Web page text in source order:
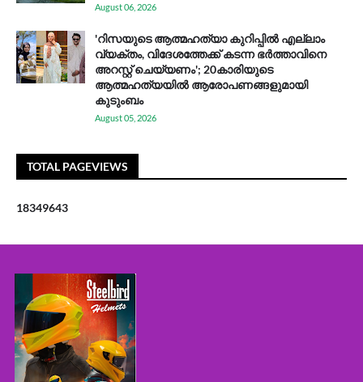
August 06, 2026
'റിസയുടെ ആത്മഹത്യാ കുറിപ്പിൽ എല്ലാം
വ്യക്തം, വിദേശത്തേക്ക് കടന്ന ഭർത്താവിനെ
അറസ്റ്റ് ചെയ്യണം'; 20കാരിയുടെ
ആത്മഹത്യയിൽ ആരോപണങ്ങളുമായി
കുടുംബം
August 05, 2026
TOTAL PAGEVIEWS
18349643